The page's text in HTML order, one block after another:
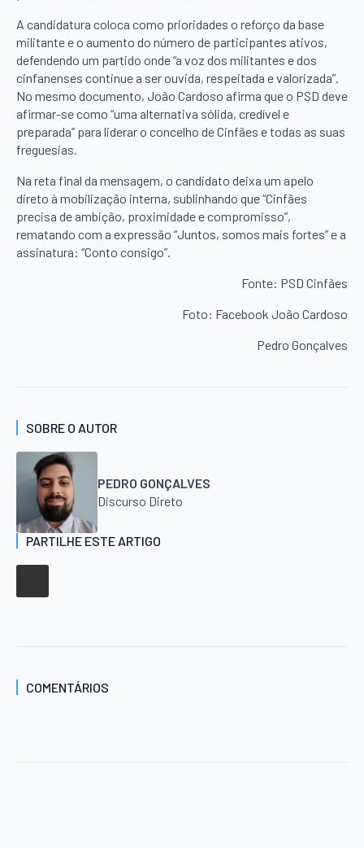
A candidatura coloca como prioridades o reforço da base
militante e o aumento do número de participantes ativos,
defendendo um partido onde “a voz dos militantes e dos
cinfanenses continue a ser ouvida, respeitada e valorizada”.
No mesmo documento, João Cardoso afirma que o PSD deve
afirmar-se como “uma alternativa sólida, credível e
preparada” para liderar o concelho de Cinfães e todas as suas
freguesias.
Na reta final da mensagem, o candidato deixa um apelo
direto à mobilização interna, sublinhando que “Cinfães
precisa de ambição, proximidade e compromisso”,
rematando com a expressão “Juntos, somos mais fortes” e a
assinatura: “Conto consigo”.
Fonte: PSD Cinfães
Foto: Facebook João Cardoso
Pedro Gonçalves
SOBRE O AUTOR
PEDRO GONÇALVES
Discurso Direto
PARTILHE ESTE ARTIGO
COMENTÁRIOS